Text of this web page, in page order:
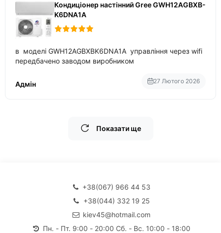
Кондиціонер настінний Gree GWH12AGBXB-
K6DNA1A
в моделі GWH12AGBXBK6DNA1A управління через wifi
передбачено заводом виробником
Адмін 27 Лютого 2026
Показати ще
+38(067) 966 44 53
+38(044) 332 19 25
kiev45@hotmail.com
Пн. - Пт. 9:00 - 20:00 Сб. - Вс. 10:00 - 18:00